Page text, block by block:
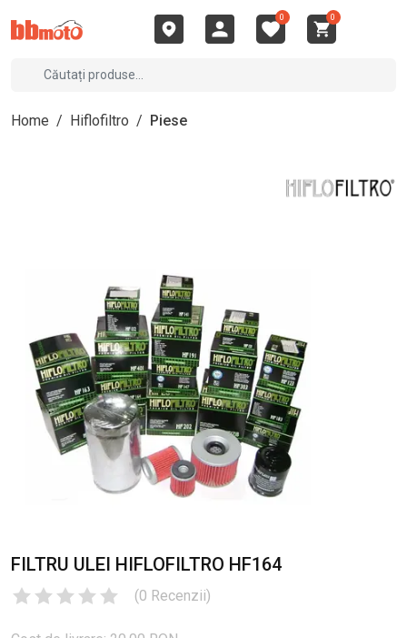
0 0
Home / Hiflofiltro / Piese
FILTRU ULEI HIFLOFILTRO HF164
(0 Recenzii)